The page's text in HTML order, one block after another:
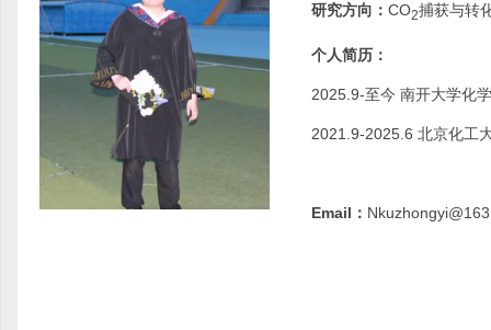
研究方向： CO2捕获与转
个人简历：
2025.9-至今 南开大学化
2021.9-2025.6 北京化工
Email：